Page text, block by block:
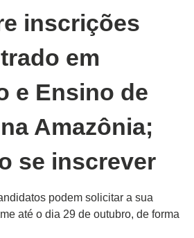
inscrições
em
e Ensino de
Amazônia;
se inscrever
podem solicitar a sua
até o dia 29 de outubro, de forma